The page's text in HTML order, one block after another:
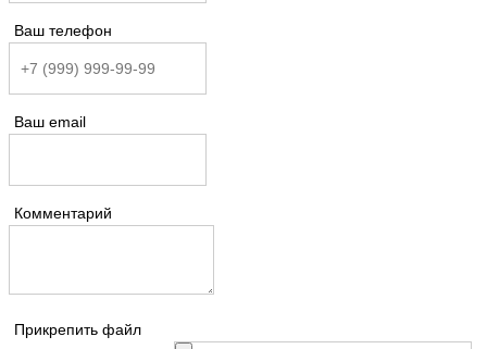
Ваш телефон
Ваш email
Комментарий
Прикрепить файл